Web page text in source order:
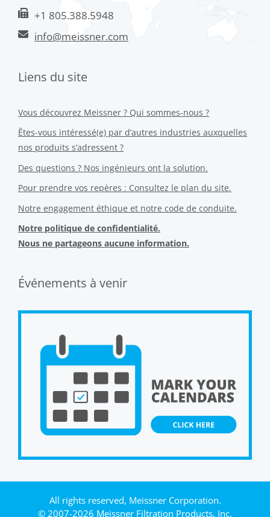
+1 805.388.5948
info@meissner.com
Liens du site
Vous découvrez Meissner ? Qui sommes-nous ?
Êtes-vous intéressé(e) par d’autres industries auxquelles
nos produits s’adressent ?
Des questions ? Nos ingénieurs ont la solution.
Pour prendre vos repères : Consultez le plan du site.
Notre engagement éthique et notre code de conduite.
Notre politique de confidentialité.
Nous ne partageons aucune information.
Événements à venir
All rights reserved, Meissner Corporation.
© 2007-2026 Meissner Filtration Products, Inc.